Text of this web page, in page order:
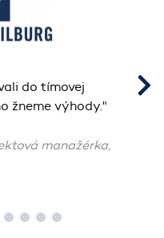
do tímovej
výhody."
manažérka,